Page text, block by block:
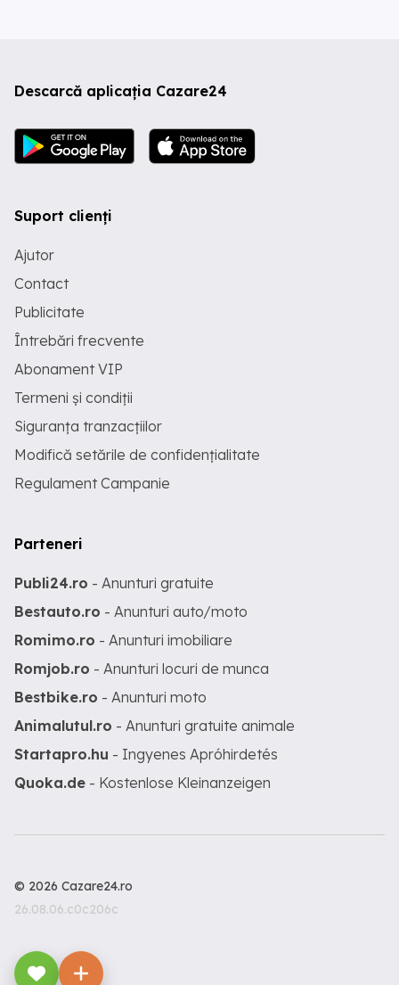
Descarcă aplicația Cazare24
Suport clienți
Ajutor
Contact
Publicitate
Întrebări frecvente
Abonament VIP
Termeni și condiții
Siguranța tranzacțiilor
Modifică setările de confidențialitate
Regulament Campanie
Parteneri
Publi24.ro - Anunturi gratuite
Bestauto.ro - Anunturi auto/moto
Romimo.ro - Anunturi imobiliare
Romjob.ro - Anunturi locuri de munca
Bestbike.ro - Anunturi moto
Animalutul.ro - Anunturi gratuite animale
Startapro.hu - Ingyenes Apróhirdetés
Quoka.de - Kostenlose Kleinanzeigen
© 2026 Cazare24.ro
26.08.06.c0c206c